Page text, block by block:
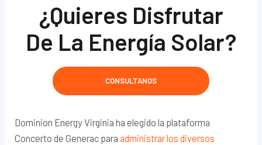
¿Quieres Disfrutar
De La Energía Solar?
CONSULTANOS
Dominion Energy Virginia ha elegido la plataforma
Concerto de Generac paraadministrar los diversos